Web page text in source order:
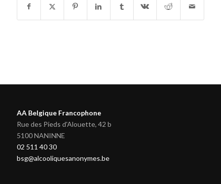
AA Belgique Francophone
Rue des Pieds d'Alouette, 42 b
5100 NANINNE
02 511 40 30
bsg@alcooliquesanonymes.be